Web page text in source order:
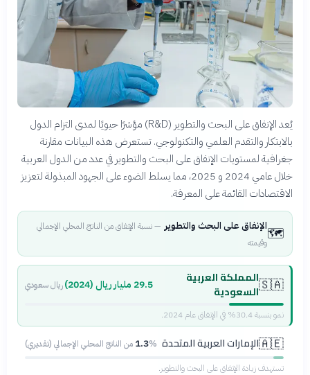
يُعد الإنفاق على البحث والتطوير (R&D) مؤشرًا حيويًا لمدى التزام الدول
بالابتكار والتقدم العلمي والتكنولوجي. تستعرض هذه البيانات مقارنة
جغرافية لمستويات الإنفاق على البحث والتطوير في عدد من الدول العربية
خلال عامي 2024 و 2025، مما يسلط الضوء على الجهود المبذولة لتعزيز
الاقتصادات القائمة على المعرفة.
🗺️الإنفاق على البحث والتطوير —نسبة الإنفاق من الناتج المحلي الإجمالي
وقيمته
🇸🇦المملكة العربية
السعودية
29.5 مليار ريال (2024) ريال سعودي
نمو بنسبة 30.4% في الإنفاق عام 2024.
🇦🇪الإمارات العربية المتحدة 1.3% من الناتج المحلي الإجمالي (تقديري)
تستهدف زيادة الإنفاق على البحث والتطوير.